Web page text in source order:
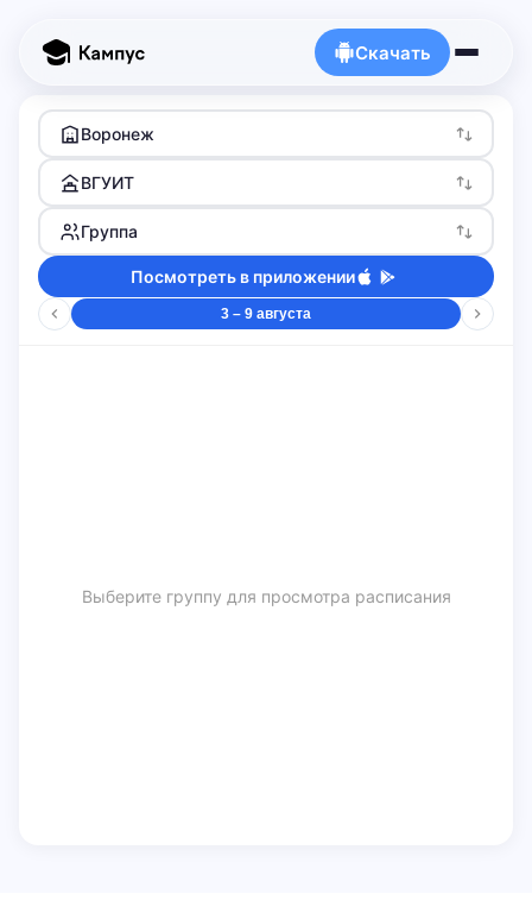
Скачать
Воронеж
ВГУИТ
Группа
Посмотреть в приложении
3 – 9 августа
Выберите группу для просмотра расписания